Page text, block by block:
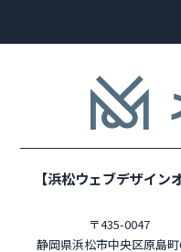
【浜松ウェブデザイン
〒435-0047
静岡県浜松市中央区原島